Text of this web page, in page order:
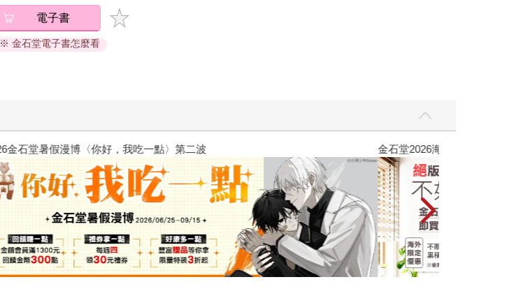
電子書
※ 金石堂電子書怎麼看
2026金石堂暑假漫博〈你好，我吃一點〉第二波 金石堂2026海